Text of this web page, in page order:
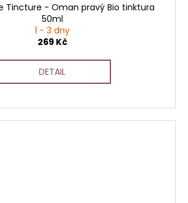
Tincture - Oman pravý Bio tinktura
50ml
1 - 3 dny
269 Kč
DETAIL